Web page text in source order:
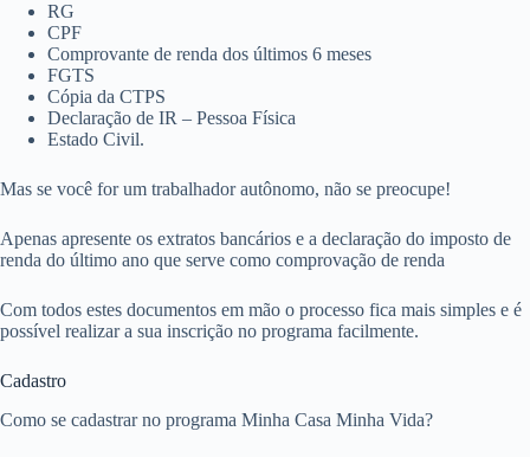
RG
CPF
Comprovante de renda dos últimos 6 meses
FGTS
Cópia da CTPS
Declaração de IR – Pessoa Física
Estado Civil.
Mas se você for um trabalhador autônomo, não se preocupe!
Apenas apresente os extratos bancários e a declaração do imposto de
renda do último ano que serve como comprovação de renda
Com todos estes documentos em mão o processo fica mais simples e é
possível realizar a sua inscrição no programa facilmente.
Cadastro
Como se cadastrar no programa Minha Casa Minha Vida?